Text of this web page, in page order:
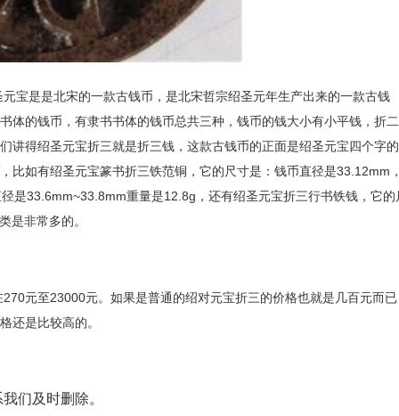
宝是是北宋的一款古钱币，是北宋哲宗绍圣元年生产出来的一款古钱
的钱币，有隶书书体的钱币总共三种，钱币的钱大小有小平钱，折二
讲得绍圣元宝折三就是折三钱，这款古钱币的正面是绍圣元宝四个字的
比如有绍圣元宝篆书折三铁范铜，它的尺寸是：钱币直径是33.12mm ，
是33.6mm~33.8mm重量是12.8g ，还有绍圣元宝折三行书铁钱，它的
是非常多的。
270元至23000元。如果是普通的绍对元宝折三的价格也就是几百元而已
还是比较高的。
们及时删除。